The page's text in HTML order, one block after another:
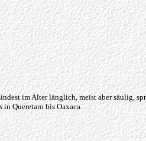
im Alter länglich, meist aber säulig,
in Queretaro bis Oaxaca.